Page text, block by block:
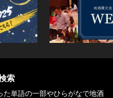
索
た単語の一部やひらがなで地酒